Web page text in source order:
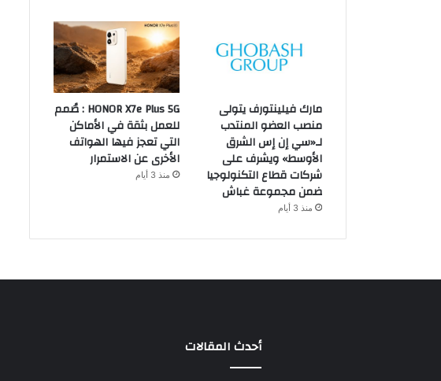
مارك فيلينتورف يتولى
منصب العضو المنتدب
لـ«سي إن إس الشرق
الأوسط» ويشرف على
شركات قطاع التكنولوجيا
ضمن مجموعة غباش
منذ 3 أيام
HONOR X7e Plus 5G : صُمم
للعمل بثقة في الأماكن
التي تعجز فيها الهواتف
الأخرى عن الاستمرار
منذ 3 أيام
أحدث المقالات